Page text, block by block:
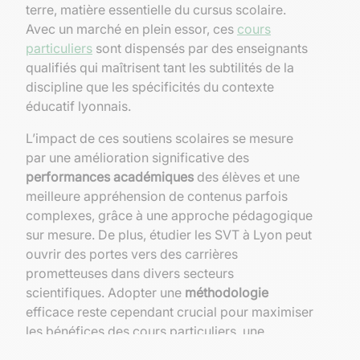
terre, matière essentielle du cursus scolaire.
Avec un marché en plein essor, ces cours
particuliers sont dispensés par des enseignants
qualifiés qui maîtrisent tant les subtilités de la
discipline que les spécificités du contexte
éducatif lyonnais.
L’impact de ces soutiens scolaires se mesure
par une amélioration significative des
performances académiques des élèves et une
meilleure appréhension de contenus parfois
complexes, grâce à une approche pédagogique
sur mesure. De plus, étudier les SVT à Lyon peut
ouvrir des portes vers des carrières
prometteuses dans divers secteurs
scientifiques. Adopter une méthodologie
efficace reste cependant crucial pour maximiser
les bénéfices des cours particuliers, une